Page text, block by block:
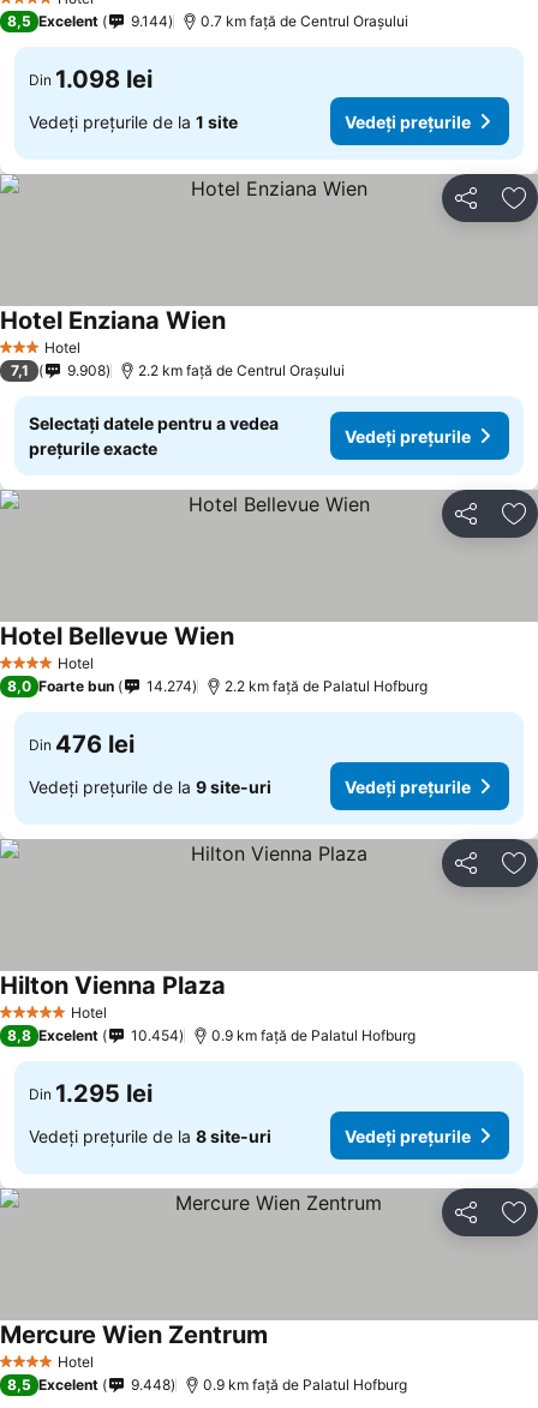
4 Stele
8,5 Excelent 9.144 0.7 km faţă de Centrul Oraşului
Din 1.098 lei
Vedeți prețurile de la 1 site Vedeți prețurile
Distribuiți
3 SteleHotel
Hotel Enziana WienVedeți prețurile
7,1 9.908 2.2 km faţă de Centrul Oraşului
Selectați datele pentru a vedea
prețurile exacte
Vedeți prețurile
Distribuiți
4 Stele Hotel
Hotel Bellevue WienVedeți prețurile
8,0 Foarte bun 14.274 2.2 km faţă de Palatul Hofburg
Din 476 lei
Vedeți prețurile de la 9 site-uri Vedeți prețurile
Distribuiți
5 Stele Hotel
Hilton Vienna Plaza
8,8 Excelent 10.454 0.9 km faţă de Palatul Hofburg
Din 1.295 lei
Vedeți prețurile de la 8 site-uri Vedeți prețurile
Distribuiți
4 Stele Hotel
Mercure Wien Zentrum
8,5 Excelent 9.448 0.9 km faţă de Palatul Hofburg